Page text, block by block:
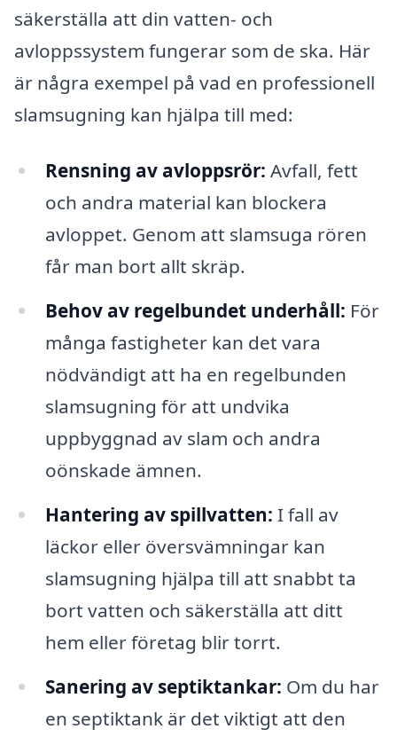
säkerställa att din vatten- och
avloppssystem fungerar som de ska. Här
är några exempel på vad en professionell
slamsugning kan hjälpa till med:
Rensning av avloppsrör: Avfall, fett
och andra material kan blockera
avloppet. Genom att slamsuga rören
får man bort allt skräp.
Behov av regelbundet underhåll: För
många fastigheter kan det vara
nödvändigt att ha en regelbunden
slamsugning för att undvika
uppbyggnad av slam och andra
oönskade ämnen.
Hantering av spillvatten: I fall av
läckor eller översvämningar kan
slamsugning hjälpa till att snabbt ta
bort vatten och säkerställa att ditt
hem eller företag blir torrt.
Sanering av septiktankar: Om du har
en septiktank är det viktigt att den